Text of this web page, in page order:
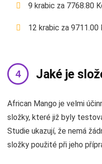
9 krabic za 7768.80
12 krabic za 9711.00
Jaké je
African Mango je velmi
složky, které již byly
Studie ukazují, že nemá
složky použité při jeho